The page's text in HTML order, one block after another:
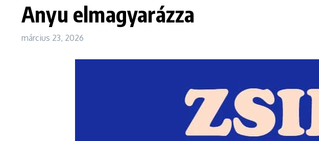
Anyu elmagyarázza
március 23, 2026